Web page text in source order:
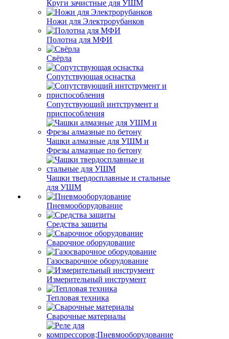
Круги зачистные для УШМ
Ножи для Электрорубанков
Полотна для МФИ
Свёрла
Сопутствующая оснастка
Сопутствующий интструмент и
приспособления
Чашки алмазные для УШМ и
Фрезы алмазные по бетону
Чашки твердосплавные и стальные
для УШМ
Пневмооборудование
Средства защиты
Сварочное оборудование
Газосварочное оборудование
Измерительный инструмент
Тепловая техника
Сварочные материалы